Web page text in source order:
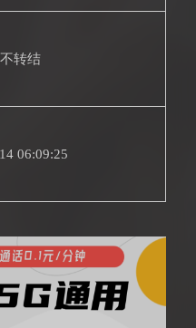
转结
06:09:25